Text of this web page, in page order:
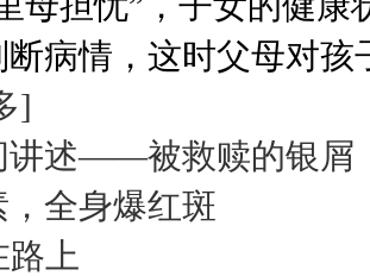
病情，这时父母对
]
讲述——被救赎的银屑
全身爆红斑
路上